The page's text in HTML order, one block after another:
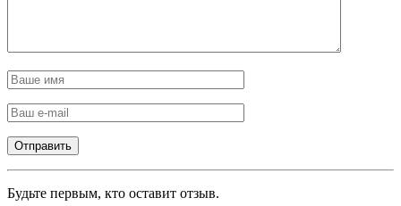
Будьте первым, кто оставит отзыв.